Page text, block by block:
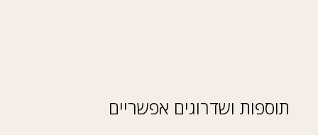
תוספות ושדרוגים אפשריים